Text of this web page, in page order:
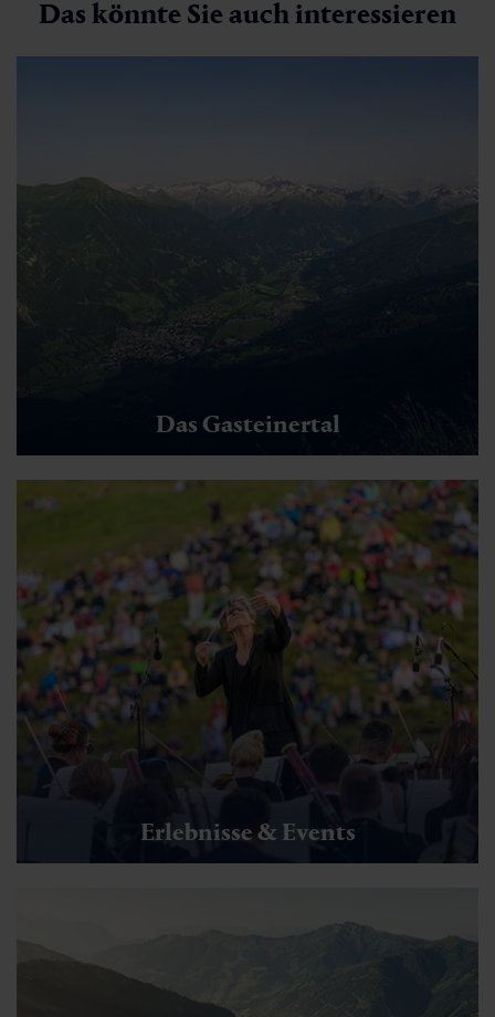
Das könnte Sie auch interessieren
Das Gasteinertal
Erlebnisse & Events